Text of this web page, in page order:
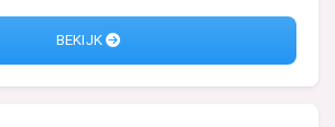
BEKIJK